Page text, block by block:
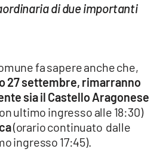
di due importanti
fa sapere anche che,
27 settembre, rimarranno
sia il Castello Aragonese
ultimo ingresso alle 18:30)
(orario continuato dalle
ingresso 17:45).